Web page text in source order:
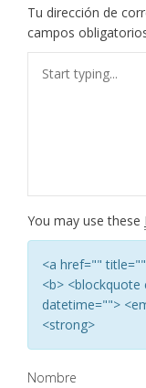
Tu dirección de
campos
You may use these
<a href=""
<b> <blockquote
datetime="">
<strong>
Nombre